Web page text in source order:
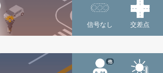
信号なし 交差点
他